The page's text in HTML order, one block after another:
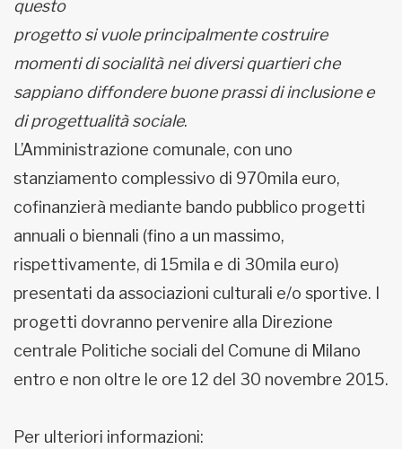
questo
progetto si vuole principalmente costruire
momenti di socialità nei diversi quartieri che
sappiano diffondere buone prassi di inclusione e
di progettualità sociale.
L’Amministrazione comunale, con uno
stanziamento complessivo di 970mila euro,
cofinanzierà mediante bando pubblico progetti
annuali o biennali (fino a un massimo,
rispettivamente, di 15mila e di 30mila euro)
presentati da associazioni culturali e/o sportive. I
progetti dovranno pervenire alla Direzione
centrale Politiche sociali del Comune di Milano
entro e non oltre le ore 12 del 30 novembre 2015.
Per ulteriori informazioni: